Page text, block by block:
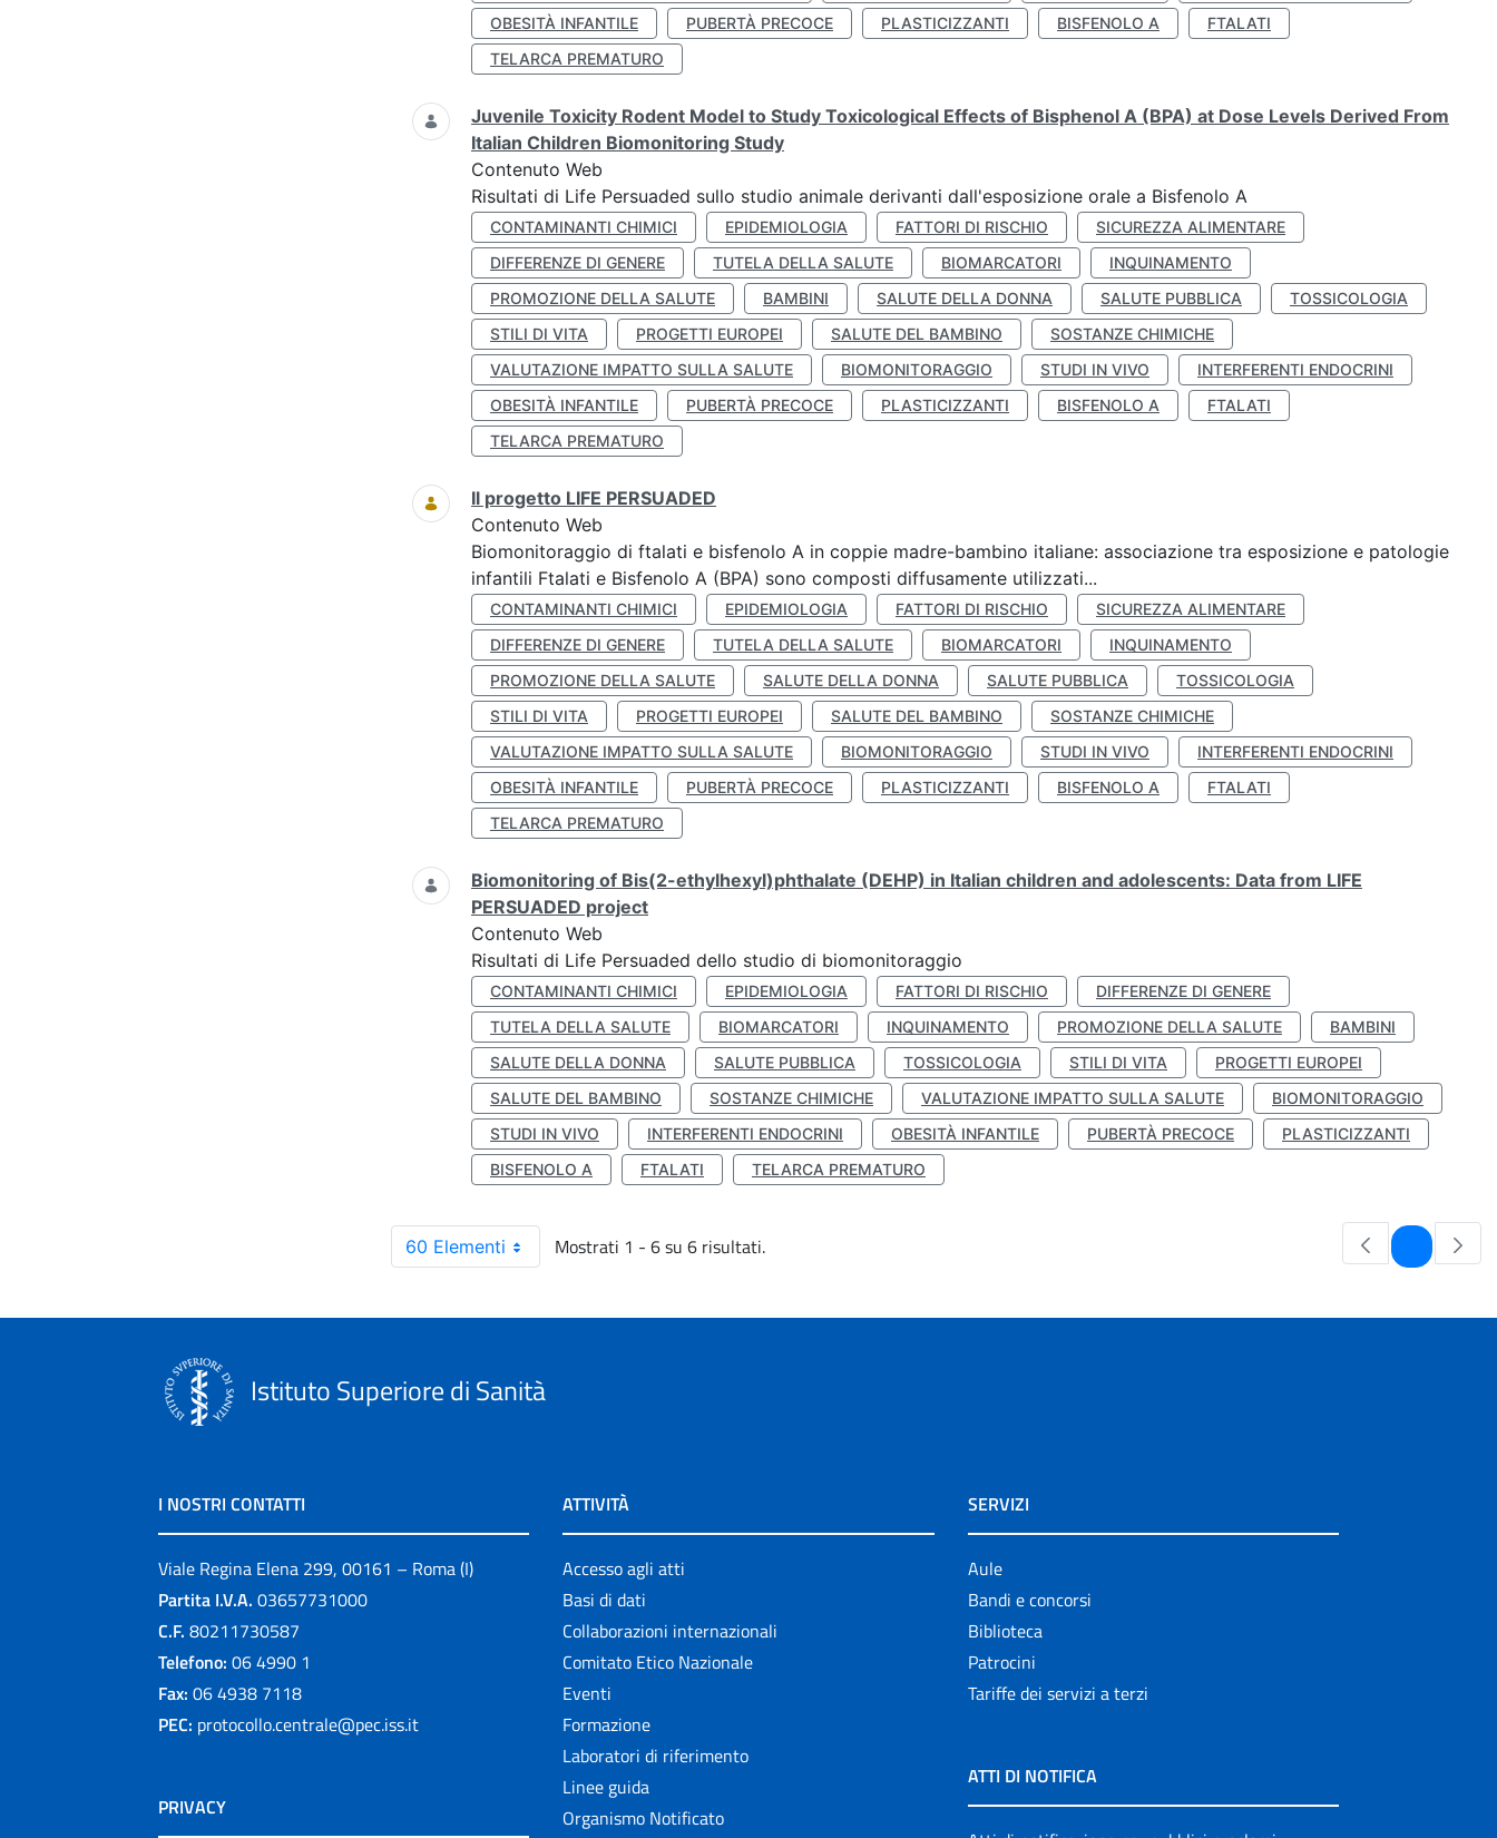
OBESITÀ INFANTILE
PUBERTÀ PRECOCE PLASTICIZZANTI BISFENOLO A
FTALATI
TELARCA PREMATURO
Juvenile Toxicity Rodent Model to Study Toxicological Effects of Bisphenol A (BPA) at Dose Levels Derived From
Italian Children Biomonitoring Study
Contenuto Web
Risultati di Life Persuaded sullo studio animale derivanti dall'esposizione orale a Bisfenolo A
CONTAMINANTI CHIMICI EPIDEMIOLOGIA FATTORI DI RISCHIO
SICUREZZA ALIMENTARE
DIFFERENZE DI GENERE
TUTELA DELLA SALUTE BIOMARCATORI
INQUINAMENTO
PROMOZIONE DELLA SALUTE
BAMBINI SALUTE DELLA DONNA SALUTE PUBBLICA
TOSSICOLOGIA
STILI DI VITA
PROGETTI EUROPEI SALUTE DEL BAMBINO
SOSTANZE CHIMICHE
VALUTAZIONE IMPATTO SULLA SALUTE
BIOMONITORAGGIO STUDI IN VIVO
INTERFERENTI ENDOCRINI
OBESITÀ INFANTILE
PUBERTÀ PRECOCE PLASTICIZZANTI BISFENOLO A
FTALATI
TELARCA PREMATURO
Il progetto LIFE PERSUADED
Contenuto Web
Biomonitoraggio di ftalati e bisfenolo A in coppie madre-bambino italiane: associazione tra esposizione e patologie
infantili Ftalati e Bisfenolo A (BPA) sono composti diffusamente utilizzati...
CONTAMINANTI CHIMICI EPIDEMIOLOGIA FATTORI DI RISCHIO
SICUREZZA ALIMENTARE
DIFFERENZE DI GENERE
TUTELA DELLA SALUTE BIOMARCATORI
INQUINAMENTO
PROMOZIONE DELLA SALUTE
SALUTE DELLA DONNA SALUTE PUBBLICA
TOSSICOLOGIA
STILI DI VITA
PROGETTI EUROPEI SALUTE DEL BAMBINO
SOSTANZE CHIMICHE
VALUTAZIONE IMPATTO SULLA SALUTE
BIOMONITORAGGIO STUDI IN VIVO
INTERFERENTI ENDOCRINI
OBESITÀ INFANTILE
PUBERTÀ PRECOCE PLASTICIZZANTI BISFENOLO A
FTALATI
TELARCA PREMATURO
Biomonitoring of Bis(2-ethylhexyl)phthalate (DEHP) in Italian children and adolescents: Data from LIFE
PERSUADED project
Contenuto Web
Risultati di Life Persuaded dello studio di biomonitoraggio
CONTAMINANTI CHIMICI EPIDEMIOLOGIA FATTORI DI RISCHIO
DIFFERENZE DI GENERE
TUTELA DELLA SALUTE
BIOMARCATORI INQUINAMENTO PROMOZIONE DELLA SALUTE
BAMBINI
SALUTE DELLA DONNA
SALUTE PUBBLICA TOSSICOLOGIA STILI DI VITA
PROGETTI EUROPEI
SALUTE DEL BAMBINO
SOSTANZE CHIMICHE VALUTAZIONE IMPATTO SULLA SALUTE
BIOMONITORAGGIO
STUDI IN VIVO
INTERFERENTI ENDOCRINI OBESITÀ INFANTILE PUBERTÀ PRECOCE
PLASTICIZZANTI
BISFENOLO A
FTALATI TELARCA PREMATURO
60 Elementi Mostrati 1 - 6 su 6 risultati. Pagina
Istituto Superiore di Sanità
I NOSTRI CONTATTI
Viale Regina Elena 299, 00161 – Roma (I)
Partita I.V.A. 03657731000
C.F. 80211730587
Telefono: 06 4990 1
Fax: 06 4938 7118
PEC: protocollo.centrale@pec.iss.it
PRIVACY
ATTIVITÀ
Accesso agli atti
Basi di dati
Collaborazioni internazionali
Comitato Etico Nazionale
Eventi
Formazione
Laboratori di riferimento
Linee guida
Organismo Notificato
SERVIZI
Aule
Bandi e concorsi
Biblioteca
Patrocini
Tariffe dei servizi a terzi
ATTI DI NOTIFICA